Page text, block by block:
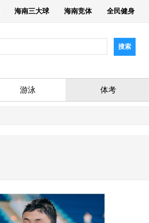
海南三大球 海南竞体 全民健身
游泳 体考